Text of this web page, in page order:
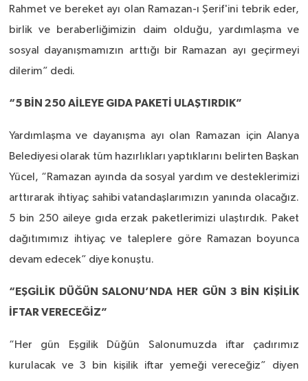
Rahmet ve bereket ayı olan Ramazan-ı Şerif'ini tebrik eder,
birlik ve beraberliğimizin daim olduğu, yardımlaşma ve
sosyal dayanışmamızın arttığı bir Ramazan ayı geçirmeyi
dilerim” dedi.
“5 BİN 250 AİLEYE GIDA PAKETİ ULAŞTIRDIK”
Yardımlaşma ve dayanışma ayı olan Ramazan için Alanya
Belediyesi olarak tüm hazırlıkları yaptıklarını belirten Başkan
Yücel, “Ramazan ayında da sosyal yardım ve desteklerimizi
arttırarak ihtiyaç sahibi vatandaşlarımızın yanında olacağız.
5 bin 250 aileye gıda erzak paketlerimizi ulaştırdık. Paket
dağıtımımız ihtiyaç ve taleplere göre Ramazan boyunca
devam edecek” diye konuştu.
“EŞGİLİK DÜĞÜN SALONU’NDA HER GÜN 3 BİN KİŞİLİK
İFTAR VERECEĞİZ”
“Her gün Eşgilik Düğün Salonumuzda iftar çadırımız
kurulacak ve 3 bin kişilik iftar yemeği vereceğiz” diyen